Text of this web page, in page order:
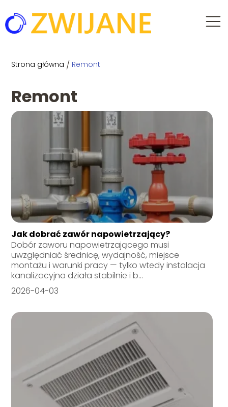
Strona główna / Remont
Remont
Jak dobrać zawór napowietrzający?
Dobór zaworu napowietrzającego musi
uwzględniać średnicę, wydajność, miejsce
montażu i warunki pracy — tylko wtedy instalacja
kanalizacyjna działa stabilnie i b...
2026-04-03